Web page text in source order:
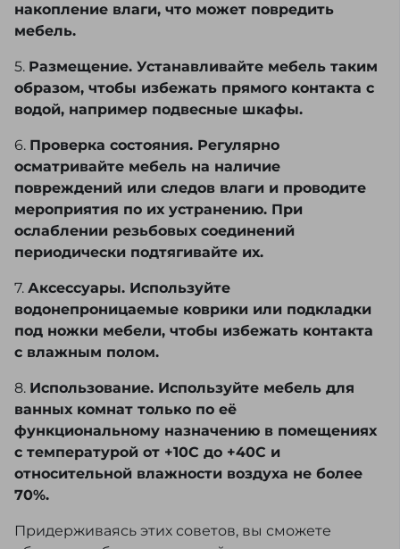
накопление влаги, что может повредить
мебель.
5. Размещение. Устанавливайте мебель таким
образом, чтобы избежать прямого контакта с
водой, например подвесные шкафы.
6. Проверка состояния. Регулярно
осматривайте мебель на наличие
повреждений или следов влаги и проводите
мероприятия по их устранению. При
ослаблении резьбовых соединений
периодически подтягивайте их.
7. Аксессуары. Используйте
водонепроницаемые коврики или подкладки
под ножки мебели, чтобы избежать контакта
с влажным полом.
8. Использование. Используйте мебель для
ванных комнат только по её
функциональному назначению в помещениях
с температурой от +10С до +40С и
относительной влажности воздуха не более
70%.
Придерживаясь этих советов, вы сможете